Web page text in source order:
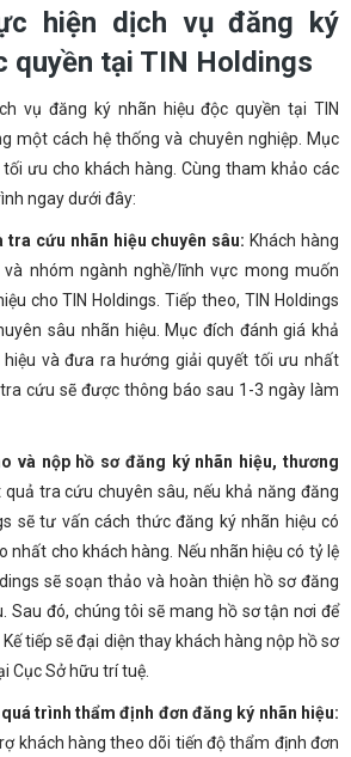
hiện dịch vụ đăng ký
quyền tại TIN Holdings
vụ đăng ký nhãn hiệu độc quyền tại TIN
một cách hệ thống và chuyên nghiệp. Mục
ưu cho khách hàng. Cùng tham khảo các
ngay dưới đây:
tra cứu nhãn hiệu chuyên sâu: Khách hàng
nhóm ngành nghề/lĩnh vực mong muốn
cho TIN Holdings. Tiếp theo, TIN Holdings
sâu nhãn hiệu. Mục đích đánh giá khả
hiệu và đưa ra hướng giải quyết tối ưu nhất
cứu sẽ được thông báo sau 1-3 ngày làm
và nộp hồ sơ đăng ký nhãn hiệu, thương
quả tra cứu chuyên sâu, nếu khả năng đăng
sẽ tư vấn cách thức đăng ký nhãn hiệu có
nhất cho khách hàng. Nếu nhãn hiệu có tỷ lệ
sẽ soạn thảo và hoàn thiện hồ sơ đăng
Sau đó, chúng tôi sẽ mang hồ sơ tận nơi để
tiếp sẽ đại diện thay khách hàng nộp hồ sơ
Cục Sở hữu trí tuệ.
trình thẩm định đơn đăng ký nhãn hiệu:
khách hàng theo dõi tiến độ thẩm định đơn